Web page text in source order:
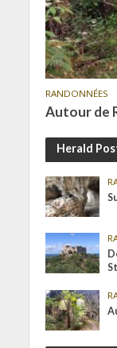
RANDONNÉES
Autour de
Herald